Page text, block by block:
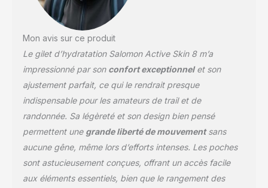
espace de rangement
portée de main pendant
vos sorties trail running
sur distance marathon,
Compatible avec notre
système porte-bâtons
Custom Quiver
Mon avis sur ce produit
Le gilet d’hydratation Salomon Active Skin 8 m’a
impressionné par son confort exceptionnelet son
ajustement parfait, ce qui le rendrait presque
indispensable pour les amateurs de trail et de
randonnée. Sa légèreté et son design bien pensé
permettent une grande liberté de mouvementsans
aucune gêne, même lors d’efforts intenses. Les poches
sont astucieusement conçues, offrant un accès facile
aux éléments essentiels, bien que le rangement des